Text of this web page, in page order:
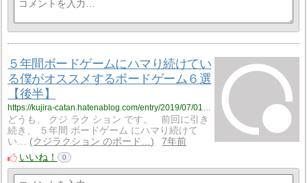
５年間ボードゲームにハマり続けてい
る僕がオススメするボードゲーム６選
【後半】
どうも、 クジ ラク ション です。 前回に引き
続き、 ５年間 ボードゲーム にハマり続けて
い…
クジラクション のボード…
7年前
いいね！
0